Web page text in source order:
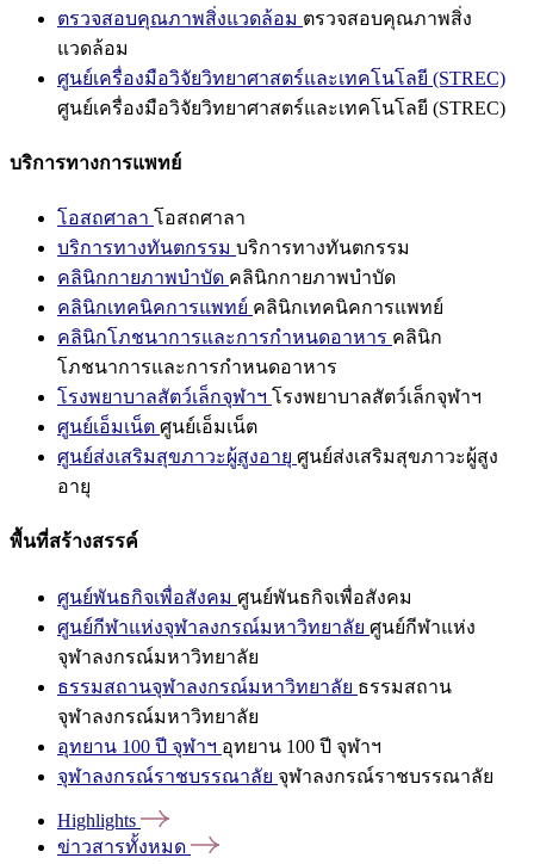
ตรวจสอบคุณภาพสิ่งแวดล้อม ตรวจสอบคุณภาพสิ่ง
แวดล้อม
ศูนย์เครื่องมือวิจัยวิทยาศาสตร์และเทคโนโลยี (STREC)
ศูนย์เครื่องมือวิจัยวิทยาศาสตร์และเทคโนโลยี (STREC)
บริการทางการแพทย์
โอสถศาลา โอสถศาลา
บริการทางทันตกรรม บริการทางทันตกรรม
คลินิกกายภาพบำบัด คลินิกกายภาพบำบัด
คลินิกเทคนิคการแพทย์ คลินิกเทคนิคการแพทย์
คลินิกโภชนาการและการกำหนดอาหาร คลินิก
โภชนาการและการกำหนดอาหาร
โรงพยาบาลสัตว์เล็กจุฬาฯ โรงพยาบาลสัตว์เล็กจุฬาฯ
ศูนย์เอ็มเน็ต ศูนย์เอ็มเน็ต
ศูนย์ส่งเสริมสุขภาวะผู้สูงอายุ ศูนย์ส่งเสริมสุขภาวะผู้สูง
อายุ
พื้นที่สร้างสรรค์
ศูนย์พันธกิจเพื่อสังคม ศูนย์พันธกิจเพื่อสังคม
ศูนย์กีฬาแห่งจุฬาลงกรณ์มหาวิทยาลัย ศูนย์กีฬาแห่ง
จุฬาลงกรณ์มหาวิทยาลัย
ธรรมสถานจุฬาลงกรณ์มหาวิทยาลัย ธรรมสถาน
จุฬาลงกรณ์มหาวิทยาลัย
อุทยาน 100 ปี จุฬาฯ อุทยาน 100 ปี จุฬาฯ
จุฬาลงกรณ์ราชบรรณาลัย จุฬาลงกรณ์ราชบรรณาลัย
Highlights
ข่าวสารทั้งหมด